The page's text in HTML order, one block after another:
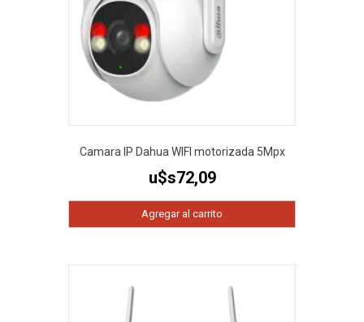
Camara IP Dahua WIFI motorizada 5Mpx
u$s72,09
Agregar al carrito